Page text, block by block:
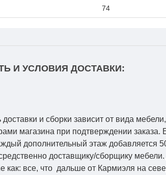
74
И УСЛОВИЯ ДОСТАВКИ:
и сборки зависит от вида
магазина при подтверждении заказа.
дополнительный этаж добавляется
доставщику/сборщику
как: все, что дальше от Кармиэля на